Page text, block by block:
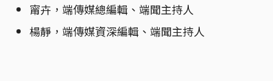
甯卉，端傳媒總編輯、端聞主持人
楊靜，端傳媒資深編輯、端聞主持人